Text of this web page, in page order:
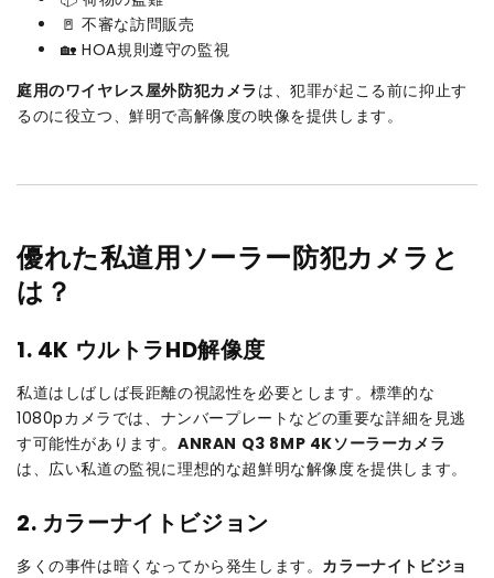
🚪 不審な訪問販売
🏡 HOA規則遵守の監視
庭用のワイヤレス屋外防犯カメラ は、犯罪が起こる前に抑止す
るのに役立つ、鮮明で高解像度の映像を提供します。
優れた私道用ソーラー防犯カメラと
は？
1. 4K ウルトラHD解像度
私道はしばしば長距離の視認性を必要とします。標準的な
1080pカメラでは、ナンバープレートなどの重要な詳細を見逃
す可能性があります。 ANRAN Q3 8MP 4Kソーラーカメラ
は、広い私道の監視に理想的な超鮮明な解像度を提供します。
2. カラーナイトビジョン
多くの事件は暗くなってから発生します。 カラーナイトビジョ